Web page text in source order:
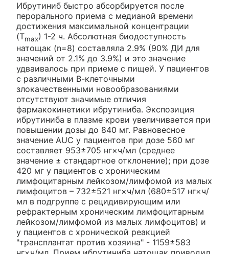
Ибрутиниб быстро абсорбируется после
перорального приема с медианой времени
достижения максимальной концентрации
(Tmax) 1-2 ч. Абсолютная биодоступность
натощак (n=8) составляла 2.9% (90% ДИ для
значений от 2.1% до 3.9%) и это значение
удваивалось при приеме с пищей. У пациентов
с различными В-клеточными
злокачественными новообразованиями
отсутствуют значимые отличия
фармакокинетики ибрутиниба. Экспозиция
ибрутиниба в плазме крови увеличивается при
повышении дозы до 840 мг. Равновесное
значение AUC у пациентов при дозе 560 мг
составляет 953±705 нг×ч/мл (среднее
значение ± стандартное отклонение); при дозе
420 мг у пациентов с хроническим
лимфоцитарным лейкозом/лимфомой из малых
лимфоцитов – 732±521 нг×ч/мл (680±517 нг×ч/
мл в подгруппе с рецидивирующим или
рефрактерным хроническим лимфоцитарным
лейкозом/лимфомой из малых лимфоцитов) и
у пациентов с хронической реакцией
"трансплантат против хозяина" - 1159±583